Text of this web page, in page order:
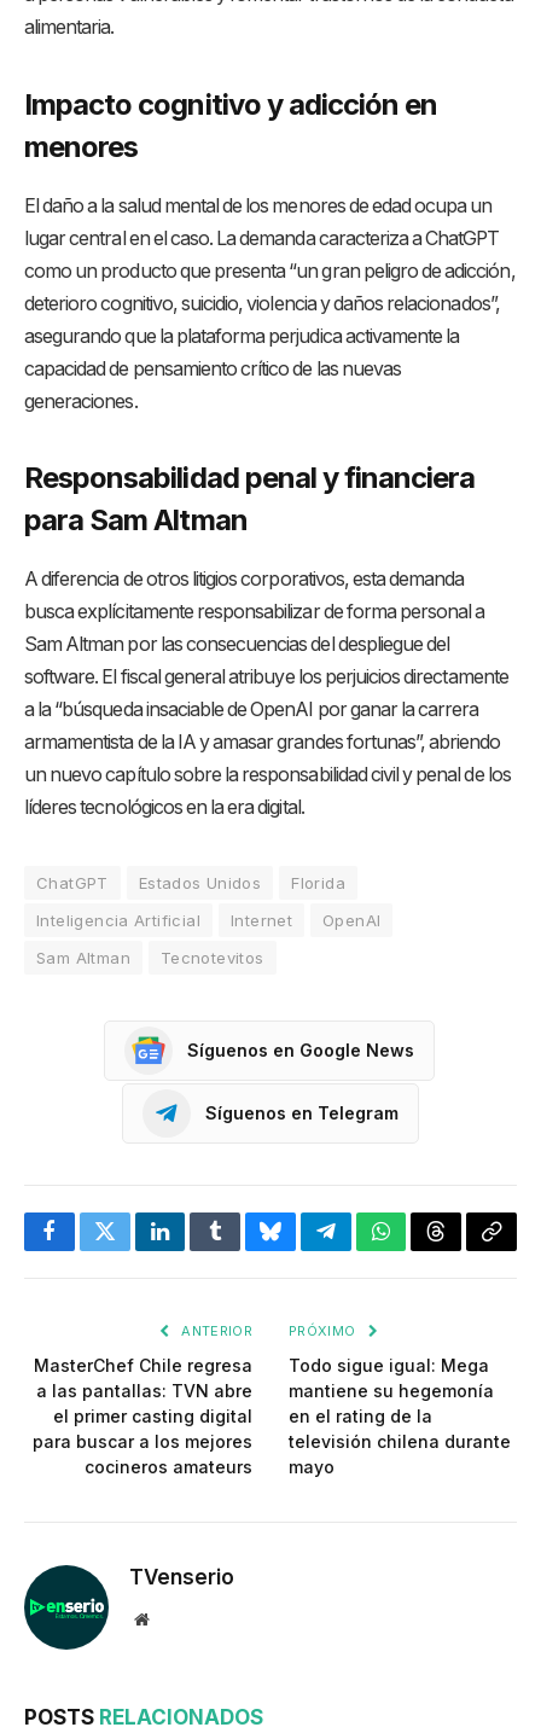
alimentaria.
Impacto cognitivo y adicción en
menores
El daño a la salud mental de los menores de edad ocupa un
lugar central en el caso. La demanda caracteriza a ChatGPT
como un producto que presenta “un gran peligro de adicción,
deterioro cognitivo, suicidio, violencia y daños relacionados”,
asegurando que la plataforma perjudica activamente la
capacidad de pensamiento crítico de las nuevas
generaciones.
Responsabilidad penal y financiera
para Sam Altman
A diferencia de otros litigios corporativos, esta demanda
busca explícitamente responsabilizar de forma personal a
Sam Altman por las consecuencias del despliegue del
software. El fiscal general atribuye los perjuicios directamente
a la “búsqueda insaciable de OpenAI por ganar la carrera
armamentista de la IA y amasar grandes fortunas”, abriendo
un nuevo capítulo sobre la responsabilidad civil y penal de los
líderes tecnológicos en la era digital.
ChatGPT Estados Unidos
Florida
Inteligencia Artificial
Internet
OpenAI
Sam Altman
Tecnotevitos
Síguenos en Google News
Síguenos en Telegram
FacebookTwitterLinkedInTumblrBlueskyTelegramWhatsApp
Threads
ANTERIOR
MasterChef Chile regresa
a las pantallas: TVN abre
el primer casting digital
para buscar a los mejores
cocineros amateurs
PRÓXIMO
Todo sigue igual: Mega
mantiene su hegemonía
en el rating de la
televisión chilena durante
mayo
TVenserio
Website
POSTS RELACIONADOS